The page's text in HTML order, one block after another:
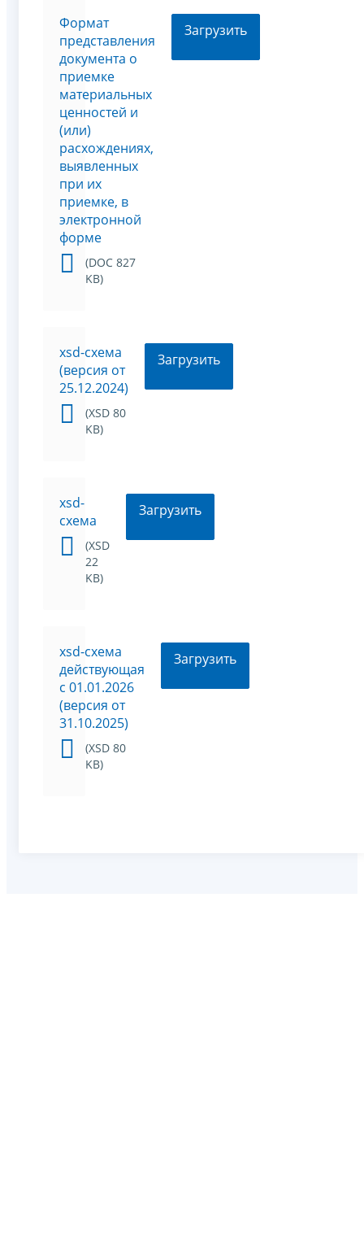
Формат
представления
документа о
приемке
материальных
ценностей и
(или)
расхождениях,
выявленных
при их
приемке, в
электронной
форме
(DOC 827
KB)
Загрузить
xsd-схема
(версия от
25.12.2024)
(XSD 80
KB)
Загрузить
xsd-
схема
(XSD
22
KB)
Загрузить
xsd-схема
действующая
с 01.01.2026
(версия от
31.10.2025)
(XSD 80
KB)
Загрузить